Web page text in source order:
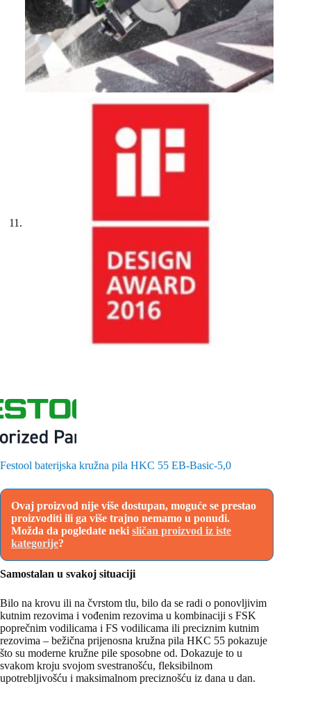
Festool baterijska kružna pila HKC 55 EB-Basic-5,0
Ovaj proizvod nije više dostupan, moguće se prestao
proizvoditi ili ga više trajno nemamo u ponudi.
Možda da pogledate neki sličan proizvod iz iste
kategorije?
Samostalan u svakoj situaciji
Bilo na krovu ili na čvrstom tlu, bilo da se radi o ponovljivim
kutnim rezovima i vođenim rezovima u kombinaciji s FSK
poprečnim vodilicama i FS vodilicama ili preciznim kutnim
rezovima – bežična prijenosna kružna pila HKC 55 pokazuje
što su moderne kružne pile sposobne od. Dokazuje to u
svakom kroju svojom svestranošću, fleksibilnom
upotrebljivošću i maksimalnom preciznošću iz dana u dan.